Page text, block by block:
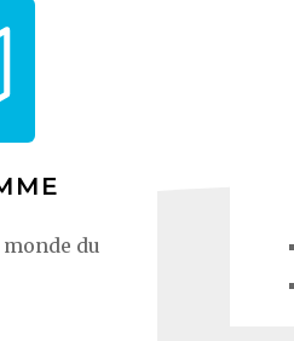
du